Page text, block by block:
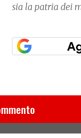
sia la patria dei